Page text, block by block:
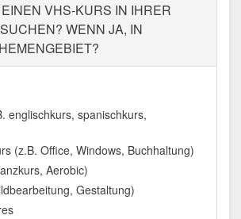
VHS-KURS IN IHRER
WENN JA, IN
englischkurs, spanischkurs,
(z.B. Office, Windows, Buchhaltung)
Aerobic)
Gestaltung)